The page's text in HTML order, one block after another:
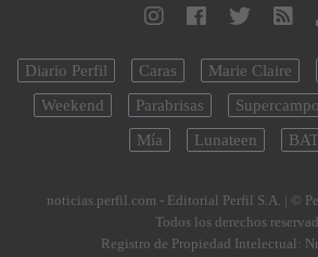
Diario Perfil Caras Marie Claire
Weekend
Parabrisas Supercampo
Mía
Lunateen
noticias.perfil.com - Editorial Perfil S.A. | ©
Todos los derechos
Registro de Propiedad Intelectual: